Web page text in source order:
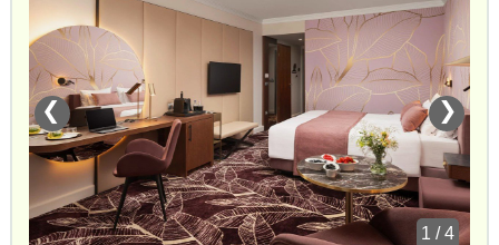
❮ ❯
1 / 4